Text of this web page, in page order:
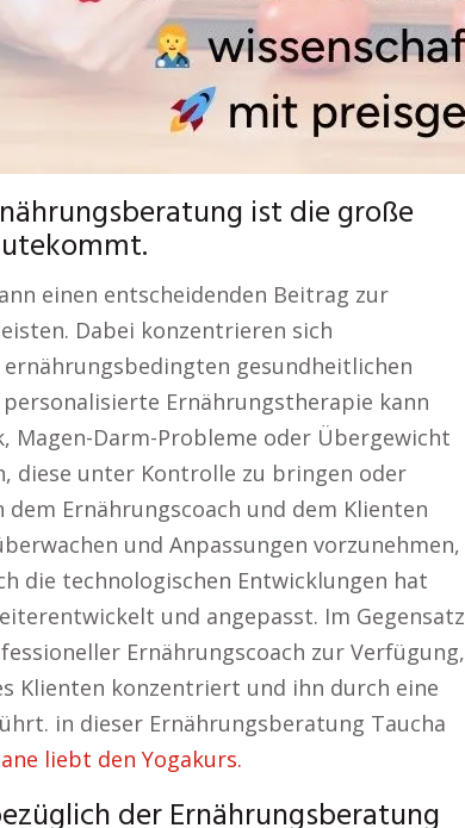
ist die große
einen entscheidenden Beitrag zur
Dabei konzentrieren sich
gesundheitlichen
Ernährungstherapie kann
Magen-Darm-Probleme oder Übergewicht
diese unter Kontrolle zu bringen oder
Ernährungscoach und dem Klienten
und Anpassungen vorzunehmen,
die technologischen Entwicklungen hat
und angepasst. Im Gegensatz
Ernährungscoach zur Verfügung,
Klienten konzentriert und ihn durch eine
in dieser Ernährungsberatung Taucha
liebt den Yogakurs.
der Ernährungsberatung